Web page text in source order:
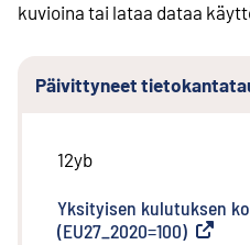
kuvioina tai lataa dataa
Päivittyneet
12yb
Yksityisen kulutuksen
(EU27_2020=100)